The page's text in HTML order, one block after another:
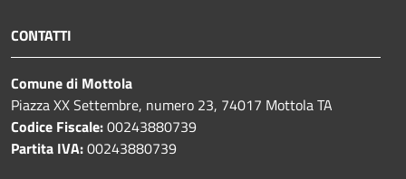
CONTATTI
Comune di Mottola
Piazza XX Settembre, numero 23, 74017 Mottola TA
Codice Fiscale:00243880739
Partita IVA:00243880739